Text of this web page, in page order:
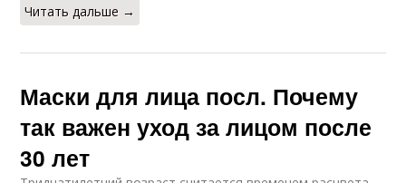
Читать дальше →
Маски для лица посл. Почему
так важен уход за лицом после
30 лет